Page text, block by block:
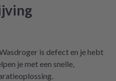
is defect en je hebt
je met een snelle,